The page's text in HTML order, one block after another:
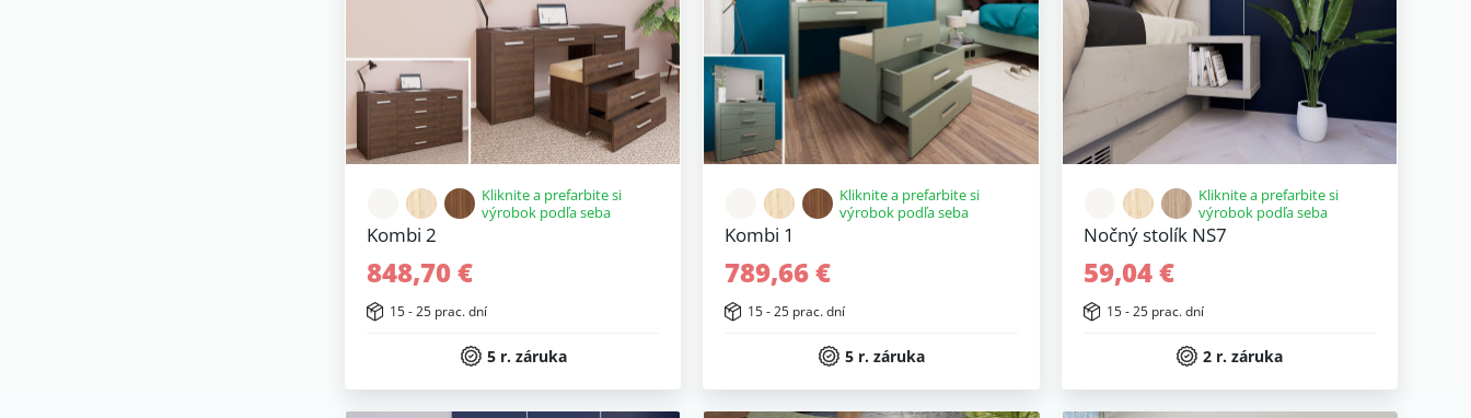
Kliknite a prefarbite si
výrobok podľa seba
Kombi 2
848,70 €
15 - 25 prac. dní
5 r. záruka
Kliknite a prefarbite si
výrobok podľa seba
Kombi 1
789,66 €
15 - 25 prac. dní
5 r. záruka
Kliknite a prefarbite si
výrobok podľa seba
Nočný stolík NS7
59,04 €
15 - 25 prac. dní
2 r. záruka